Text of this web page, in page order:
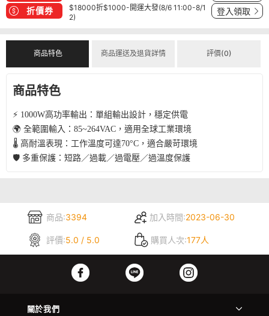
折價券
$18000折$1000-開運大發(8/6 11:00-8/1
2)
登入領取
商品特色 商品運送及退貨詳情 評價(0)
商品特色
⚡ 1000W高功率輸出：單組輸出設計，穩定供電
🌍 全範圍輸入：85~264VAC，適用全球工業環境
🌡️ 高耐溫表現：工作溫度可達70°C，適合嚴苛環境
🛡️ 多重保護：短路／過載／過電壓／過溫度保護
商品:3394 加入時間:2023-06-30
評價:5.0 / 5.0 購買人次:177人
關於我們